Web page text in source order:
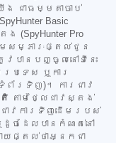
ង ជាធម្មតាចាប់
Basic
(SpyHunter Pro
ាមសម្ភារៈផ្តល់ជូន
បានបញ្ចូលនៅទីនេះ
រទេស ឬការ
រទិញ)។ ការជាវ
តាមថ្លៃជាវស្តង់
លជាវការទិញដើមរបស់
ចដែលបានកំណត់នៅ
ផ្តល់ថាអ្នកជា